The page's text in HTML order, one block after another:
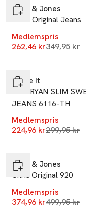
Jack & Jones
Clark Original Jeans
Medlemspris
262,46 krLägsta
349,95 kr
Name It
NKMRYAN SLIM
JEANS 6116-TH
Medlemspris
224,96 krLägsta pris
299,95 kr
Jack & Jones
Chris Original 920
Medlemspris
374,96 krLägsta
499,95 kr